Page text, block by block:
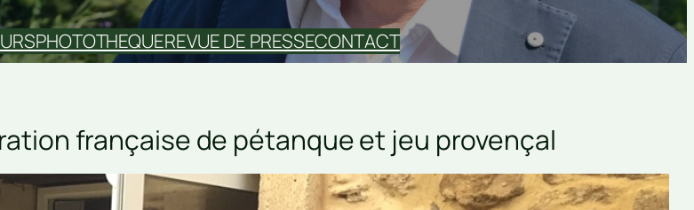
PHOTOTHEQUEREVUE DE PRESSECONTACT
française de pétanque et jeu provençal